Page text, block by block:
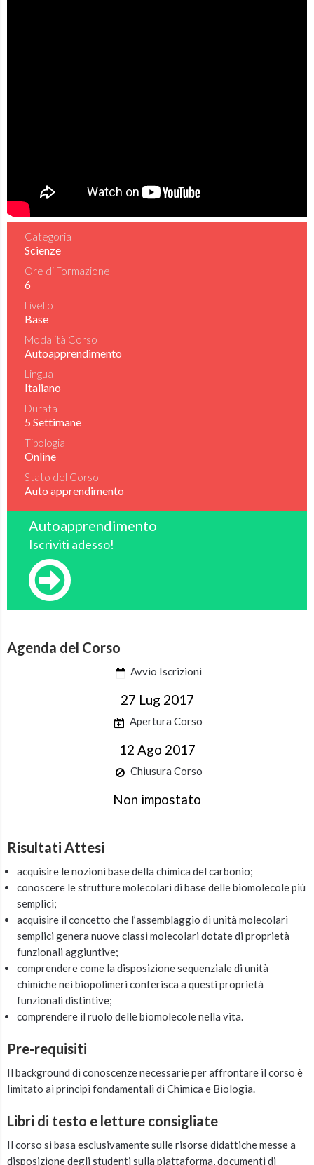
Categoria
Scienze
Ore di Formazione
6
Livello
Base
Modalità Corso
Autoapprendimento
Lingua
Italiano
Durata
5 Settimane
Tipologia
Online
Stato del Corso
Auto apprendimento
Autoapprendimento
Iscriviti adesso!
Agenda del Corso
Avvio Iscrizioni
27 Lug 2017
Apertura Corso
12 Ago 2017
Chiusura Corso
Non impostato
Risultati Attesi
acquisire le nozioni base della chimica del carbonio;
conoscere le strutture molecolari di base delle biomolecole più
semplici;
acquisire il concetto che l’assemblaggio di unità molecolari
semplici genera nuove classi molecolari dotate di proprietà
funzionali aggiuntive;
comprendere come la disposizione sequenziale di unità
chimiche nei biopolimeri conferisca a questi proprietà
funzionali distintive;
comprendere il ruolo delle biomolecole nella vita.
Pre-requisiti
Il background di conoscenze necessarie per affrontare il corso è
limitato ai principi fondamentali di Chimica e Biologia.
Libri di testo e letture consigliate
Il corso si basa esclusivamente sulle risorse didattiche messe a
disposizione degli studenti sulla piattaforma, documenti di